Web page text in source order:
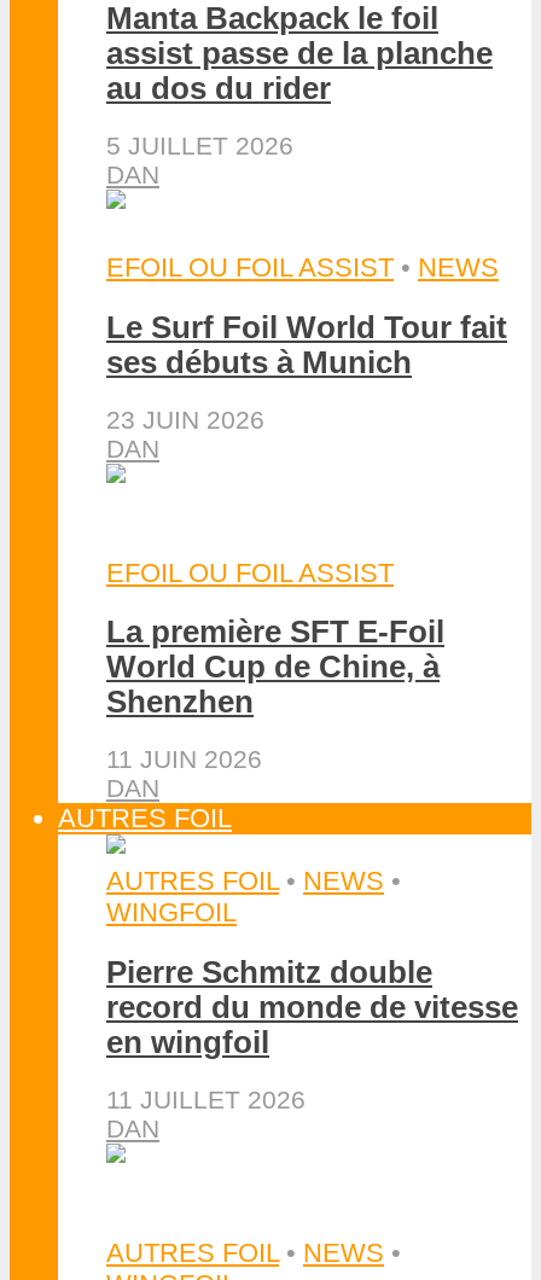
Manta Backpack le foil
assist passe de la planche
au dos du rider
5 JUILLET 2026
DAN
EFOIL OU FOIL ASSIST • NEWS
Le Surf Foil World Tour fait
ses débuts à Munich
23 JUIN 2026
DAN
EFOIL OU FOIL ASSIST
La première SFT E-Foil
World Cup de Chine, à
Shenzhen
11 JUIN 2026
DAN
AUTRES FOIL
AUTRES FOIL • NEWS •
WINGFOIL
Pierre Schmitz double
record du monde de vitesse
en wingfoil
11 JUILLET 2026
DAN
AUTRES FOIL • NEWS •